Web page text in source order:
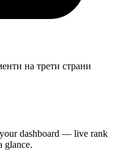
на трети страни
dashboard — live rank
glance.